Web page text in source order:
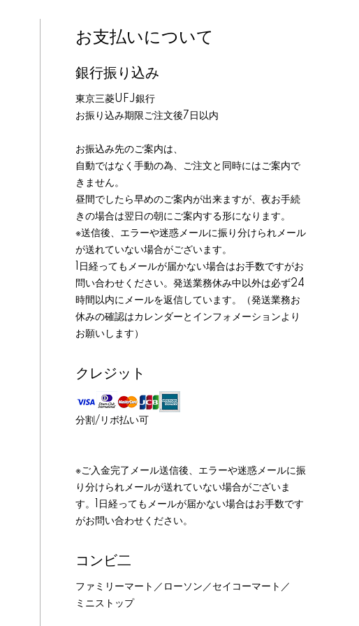
お支払いについて
銀行振り込み
東京三菱UFJ銀行
お振り込み期限ご注文後7日以内
お振込み先のご案内は、
自動ではなく手動の為、ご注文と同時にはご案内で
きません。
昼間でしたら早めのご案内が出来ますが、夜お手続
きの場合は翌日の朝にご案内する形になります。
※送信後、エラーや迷惑メールに振り分けられメール
が送れていない場合がございます。
1日経ってもメールが届かない場合はお手数ですがお
問い合わせください。発送業務休み中以外は必ず24
時間以内にメールを返信しています。（発送業務お
休みの確認はカレンダーとインフォメーションより
お願いします）
クレジット
分割/リボ払い可
※ご入金完了メール送信後、エラーや迷惑メールに振
り分けられメールが送れていない場合がございま
す。1日経ってもメールが届かない場合はお手数です
がお問い合わせください。
コンビ二
ファミリーマート／ローソン／セイコーマート／
ミニストップ